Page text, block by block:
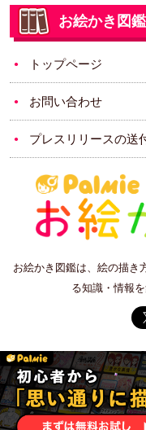
お絵かき図
トップページ
お問い合わせ
プレスリリースの送
お絵かき図鑑は、絵の描き
る知識・情報